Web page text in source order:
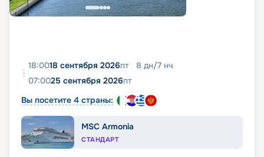
18:0018 сентября 2026пт 8 дн/7 нч
07:0025 сентября 2026пт
Вы посетите 4 страны:
MSC Armonia
СТАНДАРТ